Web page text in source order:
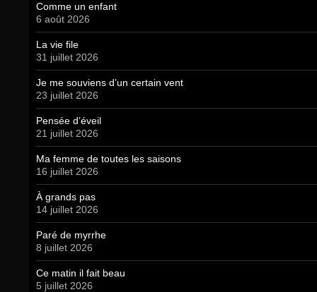
Comme un enfant
6 août 2026
La vie file
31 juillet 2026
Je me souviens d’un certain vent
23 juillet 2026
Pensée d’éveil
21 juillet 2026
Ma femme de toutes les saisons
16 juillet 2026
À grands pas
14 juillet 2026
Paré de myrrhe
8 juillet 2026
Ce matin il fait beau
5 juillet 2026